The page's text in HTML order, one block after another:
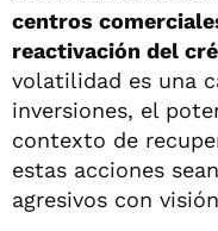
centros
reactivación del
volatilidad es una
inversiones, el
contexto de
estas acciones
agresivos con